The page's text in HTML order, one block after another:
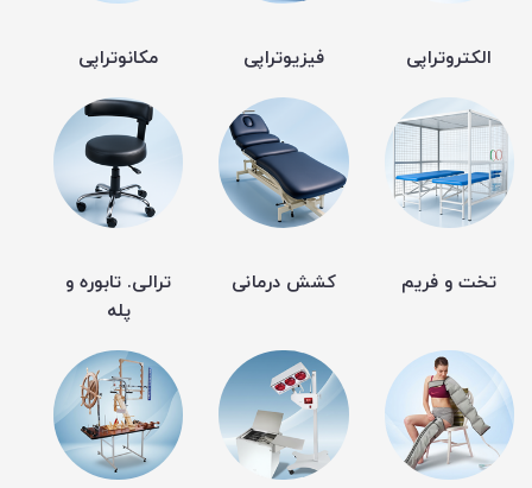
الکتروتراپی فیزیوتراپی مکانوتراپی
تخت و فریم کشش درمانی
ترالی. تابوره و
پله